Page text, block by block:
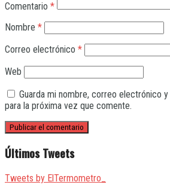
Comentario *
Nombre *
Correo electrónico *
Web
Guarda mi nombre, correo electrónico
para la próxima vez que comente.
Últimos Tweets
Tweets by ElTermometro_